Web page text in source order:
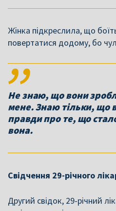
Жінка підкреслила, що
повертатися додому, бо
Не знаю, що вони
мене. Знаю тільки, що
правди про те, що
вона.
Свідчення 29-річного
Другий свідок, 29-річний